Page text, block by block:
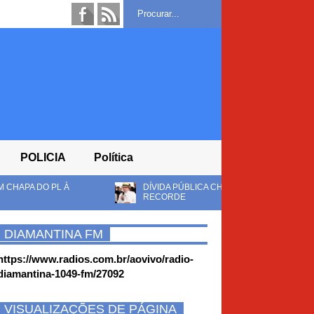
POLICIA Política
DÍVIDA PÚBLICA CHEGA A R$ 10,8 TRILHÕES E LULA DEVE
DIAMANTINA FM
www.radios.com.br/aovivo/radio-
1049-fm/27092
VISUALIZAÇÕES DE PÁGINA